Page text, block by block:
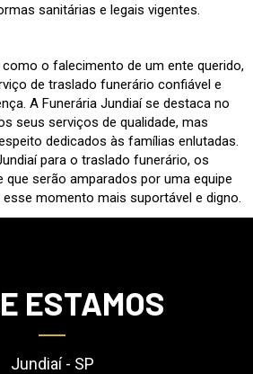
sanitárias e legais vigentes.
o falecimento de um ente querido,
de traslado funerário confiável e
A Funerária Jundiaí se destaca no
seus serviços de qualidade, mas
dedicados às famílias enlutadas.
para o traslado funerário, os
que serão amparados por uma equipe
momento mais suportável e digno.
ESTAMOS
Jundiaí - SP